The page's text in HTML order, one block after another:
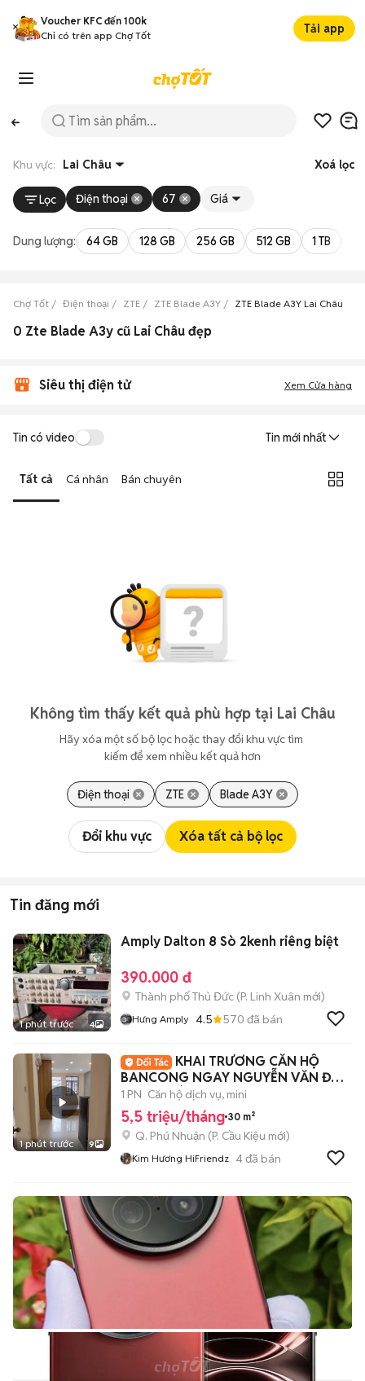
Voucher KFC đến 100k
Chỉ có trên app Chợ Tốt
Tải app
Khu vực: Lai Châu Xoá lọc
Lọc Điện thoại 67 Giá
Dung lượng: 64 GB 128 GB 256 GB 512 GB 1 TB
Chợ Tốt Điện thoại ZTE ZTE Blade A3Y ZTE Blade A3Y Lai Châu
0 Zte Blade A3y cũ Lai Châu đẹp
Siêu thị điện tử Xem Cửa hàng
Tin có video Tin mới nhất
Tất cả Cá nhân Bán chuyên
Không tìm thấy kết quả phù hợp tại Lai Châu
Hãy xóa một số bộ lọc hoặc thay đổi khu vực tìm
kiếm để xem nhiều kết quả hơn
Điện thoại ZTE Blade A3Y
Đổi khu vực Xóa tất cả bộ lọc
Tin đăng mới
1 phút trước 4
Amply Dalton 8 Sò 2kenh riêng biệt
390.000 đ
Thành phố Thủ Đức (P. Linh Xuân mới)
Hưng Amply 4.5 570 đã bán
1 phút trước 9
KHAI TRƯƠNG CĂN HỘ
BANCONG NGAY NGUYỄN VĂN ĐẬU
- PHAN XÍCH LONG
1 PN Căn hộ dịch vụ, mini
5,5 triệu/tháng 30 m²
Q. Phú Nhuận (P. Cầu Kiệu mới)
Kim Hương HiFriendz 4đã bán